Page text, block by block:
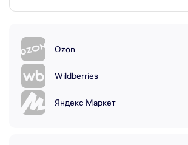
Ozon
Wildberries
Яндекс Маркет